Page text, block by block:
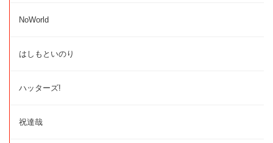
NoWorld
はしもといのり
ハッターズ!
祝達哉